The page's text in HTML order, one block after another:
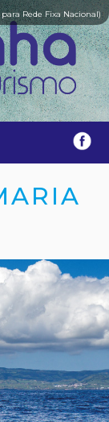
Rede Fixa Nacional)